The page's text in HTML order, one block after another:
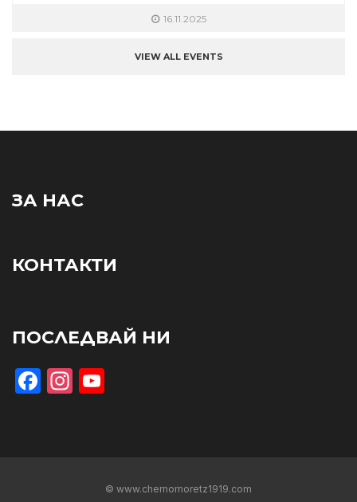
16.11.2025
VIEW ALL EVENTS
ЗА НАС
КОНТАКТИ
ПОСЛЕДВАЙ НИ
Facebook
Instagram
© www.chernomoretz1919.com